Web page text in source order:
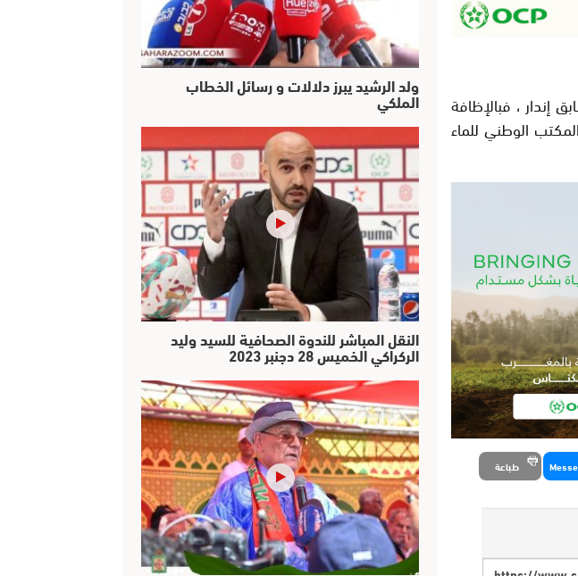
إندار ، فبالإظافة
الوطني للماء
طباعة
ولد الرشيد يبرز دلالات و رسائل الخطاب
الملكي
النقل المباشر للندوة الصحافية للسيد وليد
الركراكي الخميس 28 دجنبر 2023